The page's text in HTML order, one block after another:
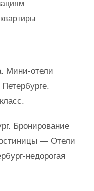
Мини-отели
Бронирование
— Отели
недорогая